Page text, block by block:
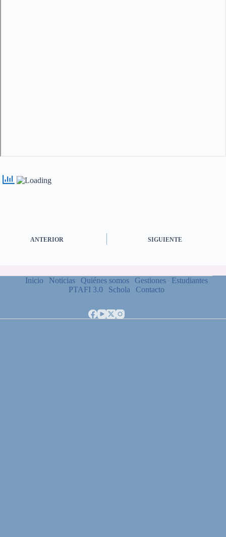
ANTERIOR SIGUIENTE
Inicio Noticias Quiénes somos Gestiones
Estudiantes
PTAFI 3.0
Schola Contacto